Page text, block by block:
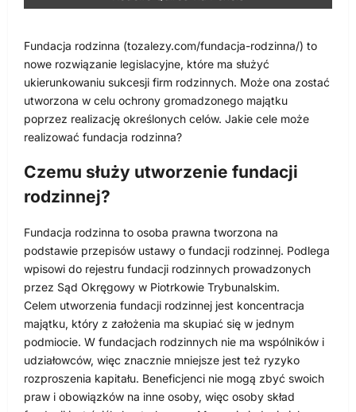
Fundacja rodzinna (tozalezy.com/fundacja-rodzinna/) to
nowe rozwiązanie legislacyjne, które ma służyć
ukierunkowaniu sukcesji firm rodzinnych. Może ona zostać
utworzona w celu ochrony gromadzonego majątku
poprzez realizację określonych celów. Jakie cele może
realizować fundacja rodzinna?
Czemu służy utworzenie fundacji
rodzinnej?
Fundacja rodzinna to osoba prawna tworzona na
podstawie przepisów ustawy o fundacji rodzinnej. Podlega
wpisowi do rejestru fundacji rodzinnych prowadzonych
przez Sąd Okręgowy w Piotrkowie Trybunalskim.
Celem utworzenia fundacji rodzinnej jest koncentracja
majątku, który z założenia ma skupiać się w jednym
podmiocie. W fundacjach rodzinnych nie ma wspólników i
udziałowców, więc znacznie mniejsze jest też ryzyko
rozproszenia kapitału. Beneficjenci nie mogą zbyć swoich
praw i obowiązków na inne osoby, więc osoby skład